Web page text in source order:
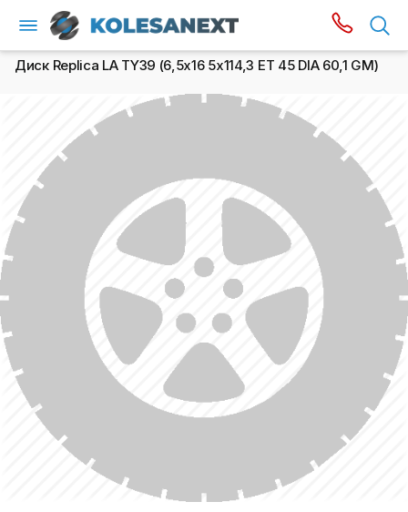
Диск Replica LA TY39 (6,5х16 5x114,3 ET 45 DIA 60,1 GM)